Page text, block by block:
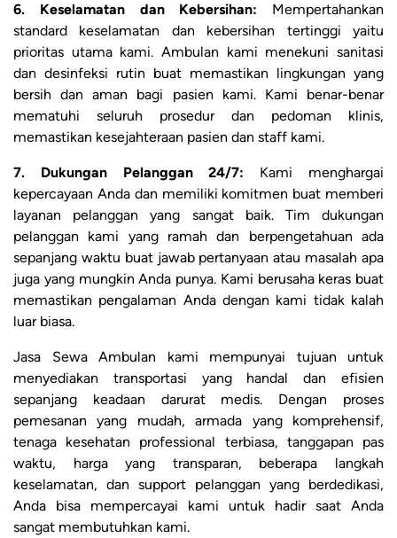
6. Keselamatan dan Kebersihan: Mempertahankan
standard keselamatan dan kebersihan tertinggi yaitu
prioritas utama kami. Ambulan kami menekuni sanitasi
dan desinfeksi rutin buat memastikan lingkungan yang
bersih dan aman bagi pasien kami. Kami benar-benar
mematuhi seluruh prosedur dan pedoman klinis,
memastikan kesejahteraan pasien dan staff kami.
7. Dukungan Pelanggan 24/7: Kami menghargai
kepercayaan Anda dan memiliki komitmen buat memberi
layanan pelanggan yang sangat baik. Tim dukungan
pelanggan kami yang ramah dan berpengetahuan ada
sepanjang waktu buat jawab pertanyaan atau masalah apa
juga yang mungkin Anda punya. Kami berusaha keras buat
memastikan pengalaman Anda dengan kami tidak kalah
luar biasa.
Jasa Sewa Ambulan kami mempunyai tujuan untuk
menyediakan transportasi yang handal dan efisien
sepanjang keadaan darurat medis. Dengan proses
pemesanan yang mudah, armada yang komprehensif,
tenaga kesehatan professional terbiasa, tanggapan pas
waktu, harga yang transparan, beberapa langkah
keselamatan, dan support pelanggan yang berdedikasi,
Anda bisa mempercayai kami untuk hadir saat Anda
sangat membutuhkan kami.